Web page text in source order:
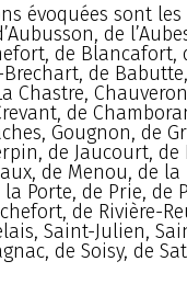
évoquées sont
de
de Blancafort,
Brechart, de
Chastre,
de
Gougnon, de
de Jaucourt, de
de Menou, de
Porte, de Prie, de
de Rivière-
Saint-Julien,
de Soisy, de